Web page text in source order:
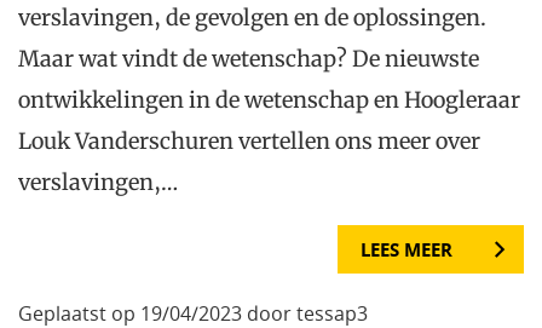
verslavingen, de gevolgen en de oplossingen.
Maar wat vindt de wetenschap? De nieuwste
ontwikkelingen in de wetenschap en Hoogleraar
Louk Vanderschuren vertellen ons meer over
verslavingen,…
LEES MEER
Geplaatst op 19/04/2023 door tessap3